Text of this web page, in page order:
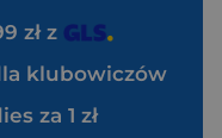
zł z
klubowiczów
za 1 zł